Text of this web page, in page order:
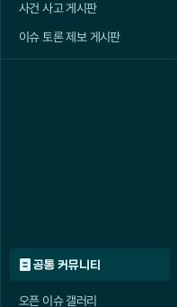
사건 사고 게시판
이슈 토론 제보 게시판
공통 커뮤니티
오픈 이슈 갤러리